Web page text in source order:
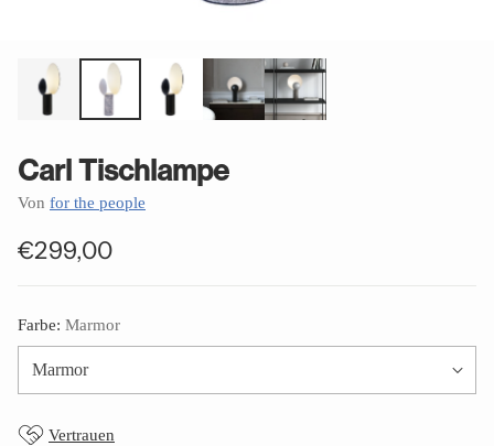
Carl Tischlampe
Von for the people
Normaler
€299,00
Farbe: Marmor
Vertrauen